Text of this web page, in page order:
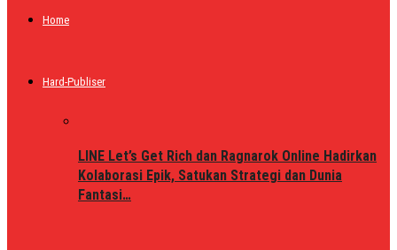
Home
Hard-Publiser
LINE Let’s Get Rich dan Ragnarok Online Hadirkan
Kolaborasi Epik, Satukan Strategi dan Dunia
Fantasi…